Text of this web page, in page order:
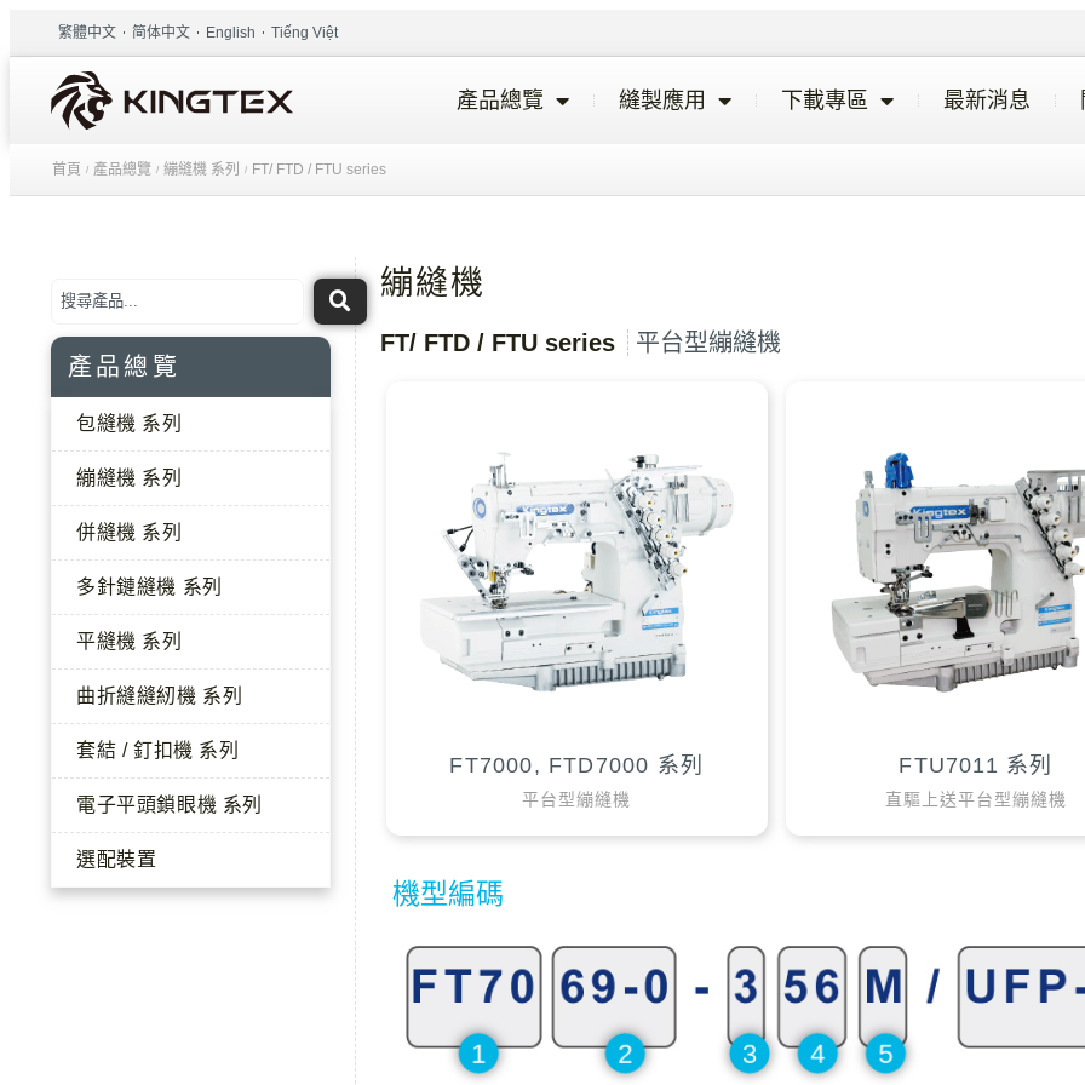
繁體中文 简体中文 English Tiếng Việt
產品總覽 縫製應用 下載專區 最新消息
首頁 / 產品總覽 / 繃縫機 系列 / FT/ FTD / FTU series
產品總覽
包縫機 系列
繃縫機 系列
併縫機 系列
多針鏈縫機 系列
平縫機 系列
曲折縫縫紉機 系列
套結 / 釘扣機 系列
電子平頭鎖眼機 系列
選配裝置
繃縫機
FT/ FTD / FTU series 平台型繃縫機
FT7000, FTD7000 系列
平台型繃縫機
FTU7011 系列
直驅上送平台型繃縫機
機型編碼
1 2 3 4 5